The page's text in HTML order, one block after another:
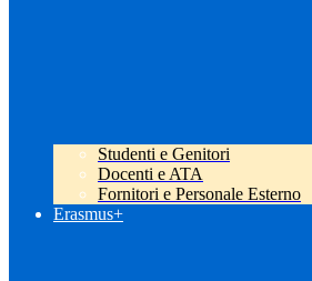
Studenti e Genitori
Docenti e ATA
Fornitori e Personale Esterno
Erasmus+